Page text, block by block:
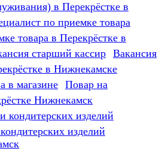
в Перекрёстке в
товара в Перекрёстке в
Вакансия
в Нижнекамске
Повар на
Нижнекамск
изделий